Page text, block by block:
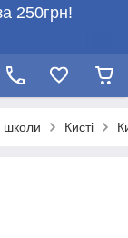
250грн!
школи Кисті